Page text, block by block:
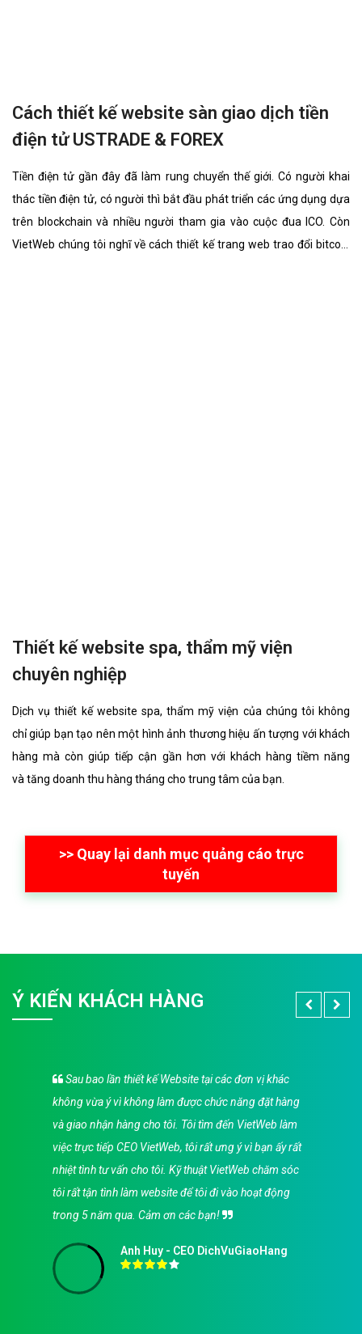
Cách thiết kế website sàn giao dịch tiền
điện tử USTRADE & FOREX
Tiền điện tử gần đây đã làm rung chuyển thế giới. Có người khai
thác tiền điện tử, có người thì bắt đầu phát triển các ứng dụng dựa
trên blockchain và nhiều người tham gia vào cuộc đua ICO. Còn
VietWeb chúng tôi nghĩ về cách thiết kế trang web trao đổi bitcoin
Thiết kế website spa, thẩm mỹ viện
chuyên nghiệp
Dịch vụ thiết kế website spa, thẩm mỹ viện của chúng tôi không
chỉ giúp bạn tạo nên một hình ảnh thương hiệu ấn tượng với khách
hàng mà còn giúp tiếp cận gần hơn với khách hàng tiềm năng
và tăng doanh thu hàng tháng cho trung tâm của bạn.
>> Quay lại danh mục quảng cáo trực
tuyến
Ý KIẾN KHÁCH HÀNG
Sau bao lần thiết kế Website tại các đơn vị khác
không vừa ý vì không làm được chức năng đặt hàng
và giao nhận hàng cho tôi. Tôi tìm đến VietWeb làm
việc trực tiếp CEO VietWeb, tôi rất ưng ý vì bạn ấy rất
nhiệt tình tư vấn cho tôi. Kỹ thuật VietWeb chăm sóc
tôi rất tận tình làm website để tôi đi vào hoạt động
trong 5 năm qua. Cảm ơn các bạn!
Anh Huy - CEO DichVuGiaoHang